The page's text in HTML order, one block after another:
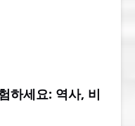
하세요: 역사, 비